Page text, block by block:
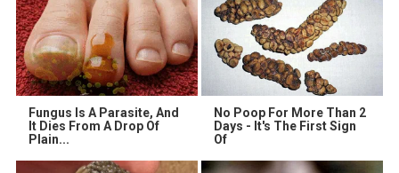
Fungus Is A Parasite, And
It Dies From A Drop Of
Plain...
No Poop For More Than 2
Days - It's The First Sign
Of